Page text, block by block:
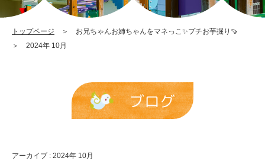
トップページ ＞ お兄ちゃんお姉ちゃんをマネっこ✨プチお芋掘り🍠
＞ 2024年 10月
ブログ
アーカイブ : 2024年 10月